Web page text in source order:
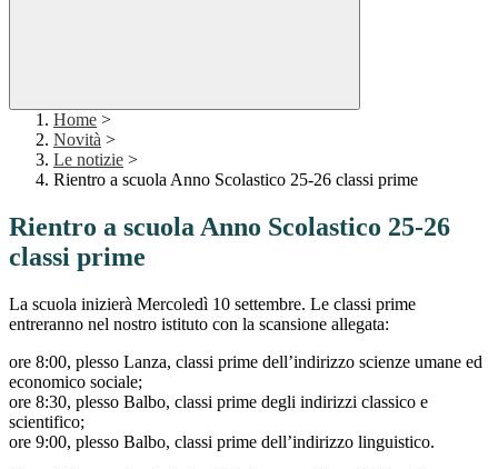
Home >
Novità >
Le notizie >
Rientro a scuola Anno Scolastico 25-26 classi prime
Rientro a scuola Anno Scolastico 25-26
classi prime
La scuola inizierà Mercoledì 10 settembre. Le classi prime
entreranno nel nostro istituto con la scansione allegata:
ore 8:00, plesso Lanza, classi prime dell’indirizzo scienze umane ed
economico sociale;
ore 8:30, plesso Balbo, classi prime degli indirizzi classico e
scientifico;
ore 9:00, plesso Balbo, classi prime dell’indirizzo linguistico.